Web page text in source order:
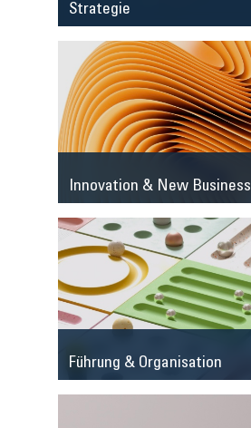
Strategie
Innovation & New Business
Führung & Organisation